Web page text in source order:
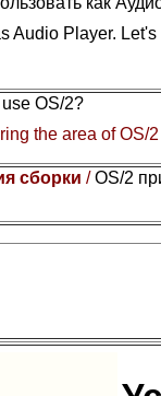
Audio Player.
use OS/2?
the area of OS/
сборки /OS/2